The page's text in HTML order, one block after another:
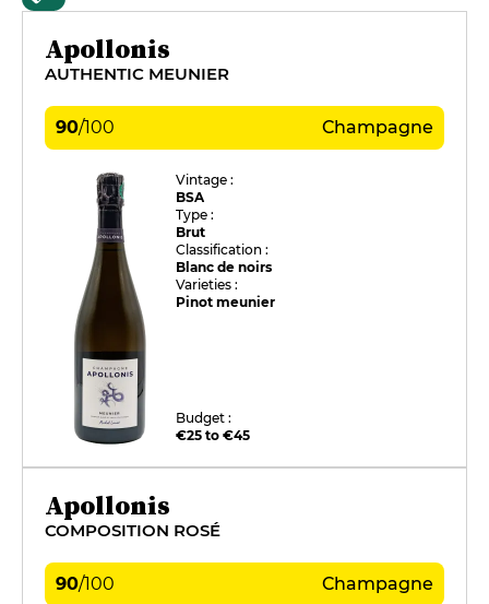
Apollonis
AUTHENTIC MEUNIER
90/100 Champagne
Vintage :
BSA
Type :
Brut
Classification :
Blanc de noirs
Varieties :
Pinot meunier
Budget :
€25 to €45
Apollonis
COMPOSITION ROSÉ
90/100 Champagne